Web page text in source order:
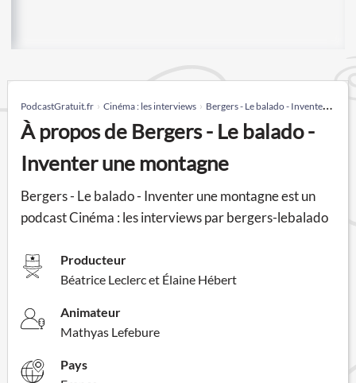
PodcastGratuit.fr Cinéma : les interviews Bergers - Le balado - Inventer une montagne
À propos de Bergers - Le balado -
Inventer une montagne
Bergers - Le balado - Inventer une montagne est un
podcast Cinéma : les interviews par bergers-lebalado
Producteur
Béatrice Leclerc et Élaine Hébert
Animateur
Mathyas Lefebure
Pays